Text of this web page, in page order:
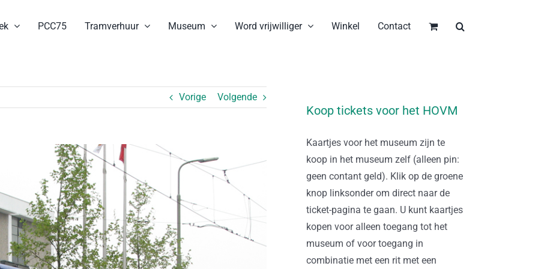
PCC75 Tramverhuur Museum Word vrijwilliger Winkel Contact
Vorige Volgende
Koop tickets voor het HOVM
Kaartjes voor het museum zijn te
koop in het museum zelf (alleen pin:
geen contant geld). Klik op de groene
knop linksonder om direct naar de
ticket-pagina te gaan. U kunt kaartjes
kopen voor alleen toegang tot het
museum of voor toegang in
combinatie met een rit met een